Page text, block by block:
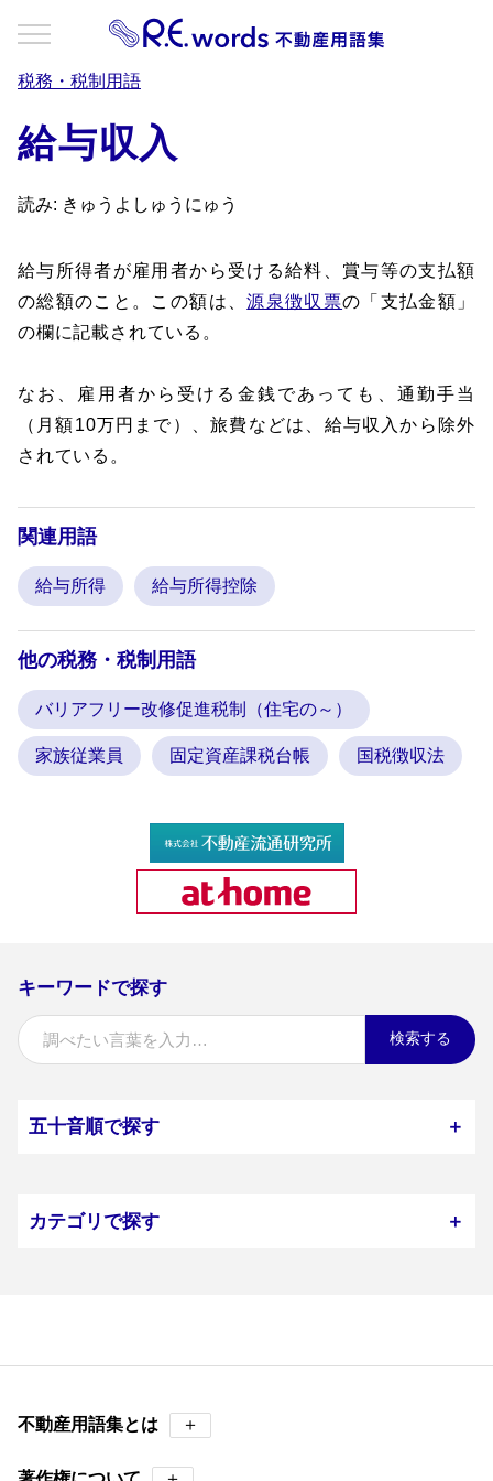
キーワードで探す
検索する
五十音順で探す ＋
カテゴリで探す ＋
税務・税制用語
給与収入
読み: きゅうよしゅうにゅう
給与所得者が雇用者から受ける給料、賞与等の支払額
の総額のこと。この額は、源泉徴収票の「支払金額」
の欄に記載されている。
なお、雇用者から受ける金銭であっても、通勤手当
（月額10万円まで）、旅費などは、給与収入から除外
されている。
関連用語
給与所得 給与所得控除
他の税務・税制用語
バリアフリー改修促進税制（住宅の～）
家族従業員 固定資産課税台帳 国税徴収法
不動産用語集とは ＋